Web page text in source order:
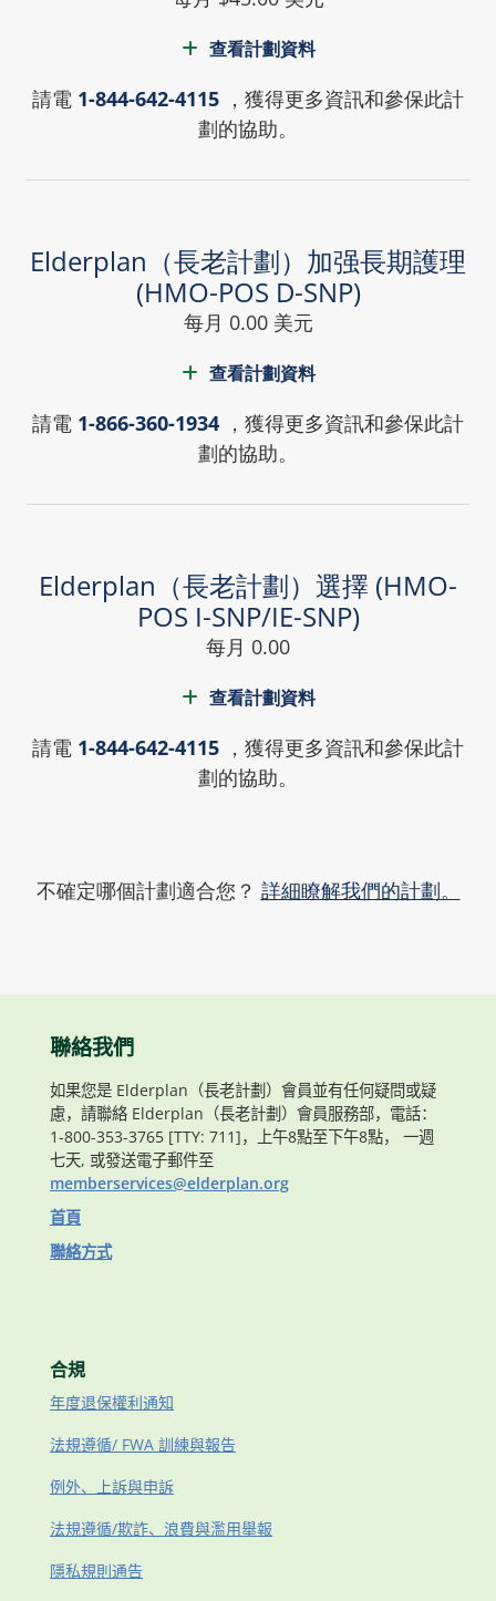
查看計劃資料
請電 1-844-642-4115 ，獲得更多資訊和參保此計
劃的協助。
Elderplan（長老計劃）加强長期護理
(HMO-POS D-SNP)
每月 0.00 美元
查看計劃資料
請電 1-866-360-1934 ，獲得更多資訊和參保此計
劃的協助。
Elderplan（長老計劃）選擇 (HMO-
POS I-SNP/IE-SNP)
每月 0.00
查看計劃資料
請電 1-844-642-4115 ，獲得更多資訊和參保此計
劃的協助。
不確定哪個計劃適合您？ 詳細瞭解我們的計劃。
聯絡我們
如果您是 Elderplan（長老計劃）會員並有任何疑問或疑
慮，請聯絡 Elderplan（長老計劃）會員服務部，電話：
1-800-353-3765 [TTY: 711]，上午8點至下午8點， 一週
七天, 或發送電子郵件至
memberservices@elderplan.org
首頁
聯絡方式
合規
年度退保權利通知
法規遵循/ FWA 訓練與報告
例外、上訴與申訴
法規遵循/欺詐、浪費與濫用舉報
隱私規則通告